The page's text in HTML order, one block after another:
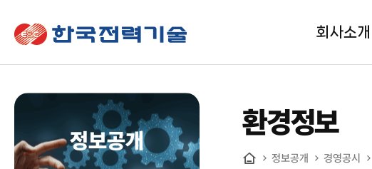
한국전력기술
회사소개
정보공개
환경정보
정보공개 경영공시